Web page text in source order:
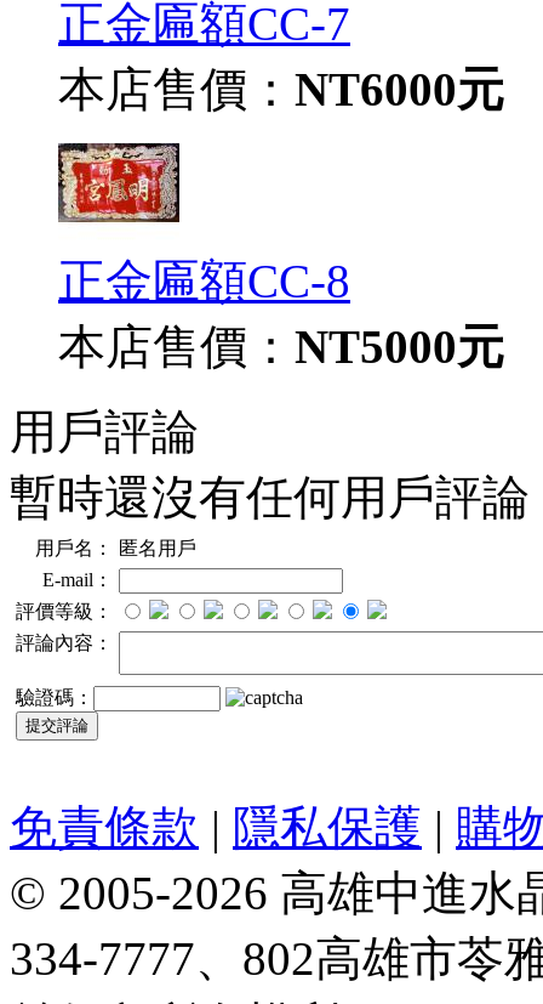
正金匾額CC-7
本店售價： NT6000元
正金匾額CC-8
本店售價： NT5000元
用戶評論
暫時還沒有任何用戶評論
用戶名：
匿名用戶
E-mail：
評價等級：
評論內容：
驗證碼：
免責條款 | 隱私保護 | 購
© 2005-2026 高雄中進水
334-7777、802高雄市苓